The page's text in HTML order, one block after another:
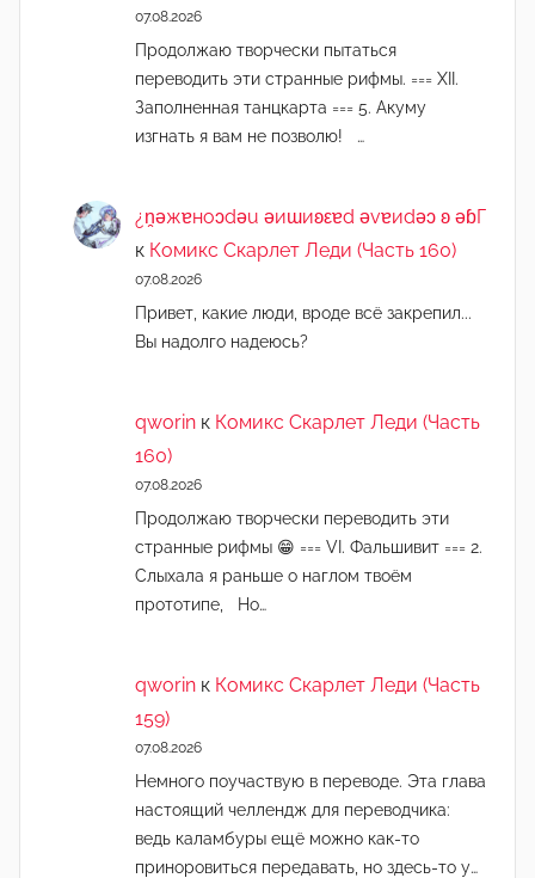
07.08.2026
Продолжаю творчески пытаться
переводить эти странные рифмы. === XII.
Заполненная танцкарта === 5. Акуму
изгнать я вам не позволю! …
¿n̯ǝжɐноɔdǝu ǝиɯиʚεɐd ǝvɐиdǝɔ ʚ ǝɓГ
к Комикс Скарлет Леди (Часть 160)
07.08.2026
Привет, какие люди, вроде всё закрепил...
Вы надолго надеюсь?
qworin к Комикс Скарлет Леди (Часть
160)
07.08.2026
Продолжаю творчески переводить эти
странные рифмы 😁 === VI. Фальшивит === 2.
Слыхала я раньше о наглом твоём
прототипе, Но…
qworin к Комикс Скарлет Леди (Часть
159)
07.08.2026
Немного поучаствую в переводе. Эта глава
настоящий челлендж для переводчика:
ведь каламбуры ещё можно как-то
приноровиться передавать, но здесь-то у…